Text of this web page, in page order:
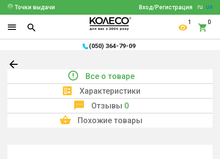
ru ua
Вход/Регистрация
Точки выдачи
1 0
(050) 364-79-09
Все о товаре
Характеристики
Отзывы 0
Похожие товары